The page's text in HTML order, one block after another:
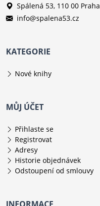
Spálená 53, 110 00 Praha
info@spalena53.cz
KATEGORIE
Nové knihy
MŮJ ÚČET
Přihlaste se
Registrovat
Adresy
Historie objednávek
Odstoupení od smlouvy